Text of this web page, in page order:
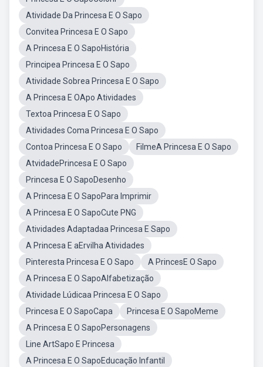
Atividade Da Princesa E O Sapo
Convitea Princesa E O Sapo
A Princesa E O SapoHistória
Principea Princesa E O Sapo
Atividade Sobrea Princesa E O Sapo
A Princesa E OApo Atividades
Textoa Princesa E O Sapo
Atividades Coma Princesa E O Sapo
Contoa Princesa E O Sapo
FilmeA Princesa E O Sapo
AtvidadePrincesa E O Sapo
Princesa E O SapoDesenho
A Princesa E O SapoPara Imprimir
A Princesa E O SapoCute PNG
Atividades Adaptadaa Princesa E Sapo
A Princesa E aErvilha Atividades
Pinteresta Princesa E O Sapo
A PrincesE O Sapo
A Princesa E O SapoAlfabetização
Atividade Lúdicaa Princesa E O Sapo
Princesa E O SapoCapa
Princesa E O SapoMeme
A Princesa E O SapoPersonagens
Line ArtSapo E Princesa
A Princesa E O SapoEducação Infantil